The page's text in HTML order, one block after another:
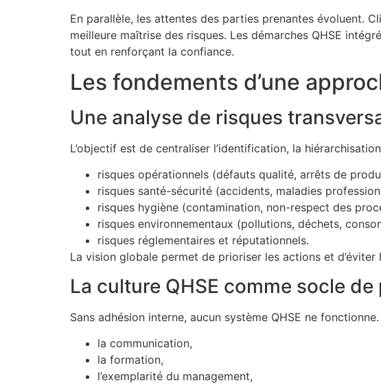
En parallèle, les attentes des parties prenantes évoluent.
meilleure maîtrise des risques. Les démarches QHSE
tout en renforçant la confiance.
Les fondements d’une
Une analyse de risques
L’objectif est de centraliser l’identification, la
risques opérationnels (défauts qualité, arrêts de
risques santé-sécurité (accidents, maladies
risques hygiène (contamination, non-respect des
risques environnementaux (pollutions, déchets,
risques réglementaires et réputationnels.
La vision globale permet de prioriser les actions et d’éviter
La culture QHSE comme socle
Sans adhésion interne, aucun système QHSE ne
la communication,
la formation,
l’exemplarité du management,